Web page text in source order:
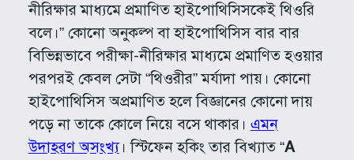
নীরিক্ষার মাধ্যমে প্রমাণিত হাইপোথিসিসকেই থিওরি
বলে।” কোনো অনুকল্প বা হাইপোথিসিস বার বার
বিভিন্নভাবে পরীক্ষা-নীরিক্ষার মাধ্যমে প্রমাণিত হওয়ার
পরপরই কেবল সেটা “থিওরীর” মর্যাদা পায়। কোনো
হাইপোথিসিস অপ্রমাণিত হলে বিজ্ঞানের কোনো দায়
পড়ে না তাকে কোলে নিয়ে বসে থাকার। এমন
উদাহরণ অসংখ্য। স্টিফেন হকিং তার বিখ্যাত “A